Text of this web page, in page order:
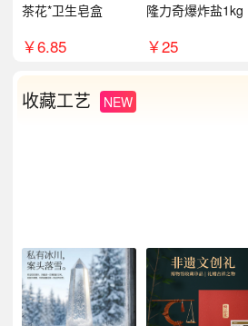
茶花*卫生皂盒
￥6.85
隆力奇爆炸盐1kg
￥25
收藏工艺 NEW